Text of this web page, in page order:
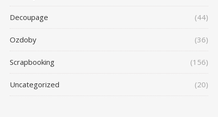
Decoupage (44)
Ozdoby (36)
Scrapbooking (156)
Uncategorized (20)